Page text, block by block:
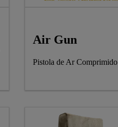
Air Gun
Pistola de Ar Comprimido